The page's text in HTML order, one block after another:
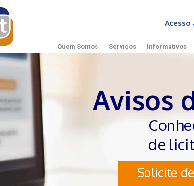
Quem Somos Serviços Informativos
Avisos
de
Solicite